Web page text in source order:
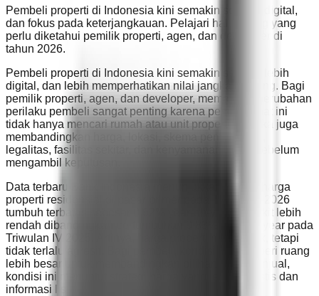
Pembeli properti di Indonesia kini semakin selektif, digital,
dan fokus pada keterjangkauan. Pelajari hal penting yang
perlu diketahui pemilik properti, agen, dan developer di
tahun 2026.
Pembeli properti di Indonesia kini semakin selektif, lebih
digital, dan lebih memperhatikan nilai jangka panjang. Bagi
pemilik properti, agen, dan developer, memahami perubahan
perilaku pembeli sangat penting karena pembeli saat ini
tidak hanya mencari rumah atau unit properti. Mereka juga
membandingkan harga, lokasi, skema pembiayaan,
legalitas, fasilitas sekitar, dan kenyamanan hidup sebelum
mengambil keputusan.
Data terbaru Bank Indonesia menunjukkan bahwa harga
properti residensial di pasar primer pada Triwulan I 2026
tumbuh terbatas sebesar 0,62% year-on-year , sedikit lebih
rendah dibandingkan pertumbuhan 0,83% year-on-year pada
Triwulan IV 2025. Artinya, harga properti masih naik, tetapi
tidak terlalu agresif. Bagi pembeli, kondisi ini memberi ruang
lebih besar untuk membandingkan pilihan. Bagi penjual,
kondisi ini menuntut strategi harga yang lebih realistis dan
informasi listing yang lebih jelas.